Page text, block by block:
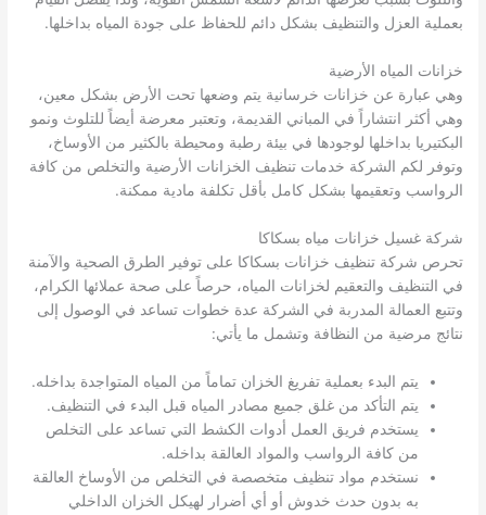
بعملية العزل والتنظيف بشكل دائم للحفاظ على جودة المياه بداخلها.
خزانات المياه الأرضية
وهي عبارة عن خزانات خرسانية يتم وضعها تحت الأرض بشكل معين،
وهي أكثر انتشاراً في المباني القديمة، وتعتبر معرضة أيضاً للتلوث ونمو
البكتيريا بداخلها لوجودها في بيئة رطبة ومحيطة بالكثير من الأوساخ،
وتوفر لكم الشركة خدمات تنظيف الخزانات الأرضية والتخلص من كافة
الرواسب وتعقيمها بشكل كامل بأقل تكلفة مادية ممكنة.
شركة غسيل خزانات مياه بسكاكا
تحرص شركة تنظيف خزانات بسكاكا على توفير الطرق الصحية والآمنة
في التنظيف والتعقيم لخزانات المياه، حرصاً على صحة عملائها الكرام،
وتتبع العمالة المدربة في الشركة عدة خطوات تساعد في الوصول إلى
نتائج مرضية من النظافة وتشمل ما يأتي:
يتم البدء بعملية تفريغ الخزان تماماً من المياه المتواجدة بداخله.
يتم التأكد من غلق جميع مصادر المياه قبل البدء في التنظيف.
يستخدم فريق العمل أدوات الكشط التي تساعد على التخلص
من كافة الرواسب والمواد العالقة بداخله.
نستخدم مواد تنظيف متخصصة في التخلص من الأوساخ العالقة
به بدون حدث خدوش أو أي أضرار لهيكل الخزان الداخلي